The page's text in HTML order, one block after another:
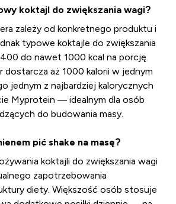
koktajl do zwiększania wagi?
zależy od konkretnego produktu i
typowe koktajle do zwiększania
do nawet 1000 kcal na porcję.
dostarcza aż 1000 kalorii w jednym
jednym z najbardziej kalorycznych
Myprotein — idealnym dla osób
do budowania masy.
pić shake na masę?
koktajli do zwiększania wagi
zapotrzebowania
diety. Większość osób stosuje